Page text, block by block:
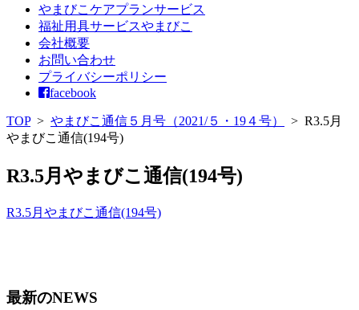
やまびこケアプランサービス
福祉用具サービスやまびこ
会社概要
お問い合わせ
プライバシーポリシー
facebook
TOP> やまびこ通信５月号（2021/５・19４号） > R3.5月
やまびこ通信(194号)
R3.5月やまびこ通信(194号)
R3.5月やまびこ通信(194号)
最新のNEWS